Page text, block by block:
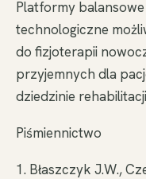
Platformy
technologiczne
do fizjoterapii
przyjemnych dla
dziedzinie
Piśmiennictwo
1. Błaszczyk J.W.,